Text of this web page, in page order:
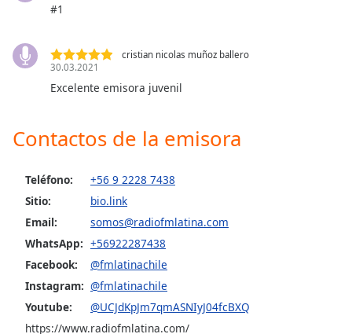
Caption
Background
Font
Edge
Style
#1
cristian nicolas muñoz ballero
30.03.2021
Excelente emisora juvenil
Contactos de la emisora
Teléfono:
+56 9 2228 7438
Sitio:
bio.link
Email:
somos@radiofmlatina.com
WhatsApp: +56922287438
Facebook:
@fmlatinachile
Instagram: @fmlatinachile
Youtube:
@UCJdKpJm7qmASNIyJ04fcBXQ
https://www.radiofmlatina.com/